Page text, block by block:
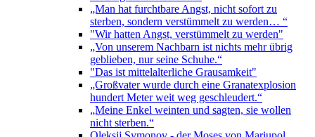
„Man hat furchtbare Angst, nicht sofort zu
sterben, sondern verstümmelt zu werden… “
"Wir hatten Angst, verstümmelt zu werden"
„Von unserem Nachbarn ist nichts mehr übrig
geblieben, nur seine Schuhe.“
"Das ist mittelalterliche Grausamkeit"
„Großvater wurde durch eine Granatexplosion
hundert Meter weit weg geschleudert.“
„Meine Enkel weinten und sagten, sie wollen
nicht sterben.“